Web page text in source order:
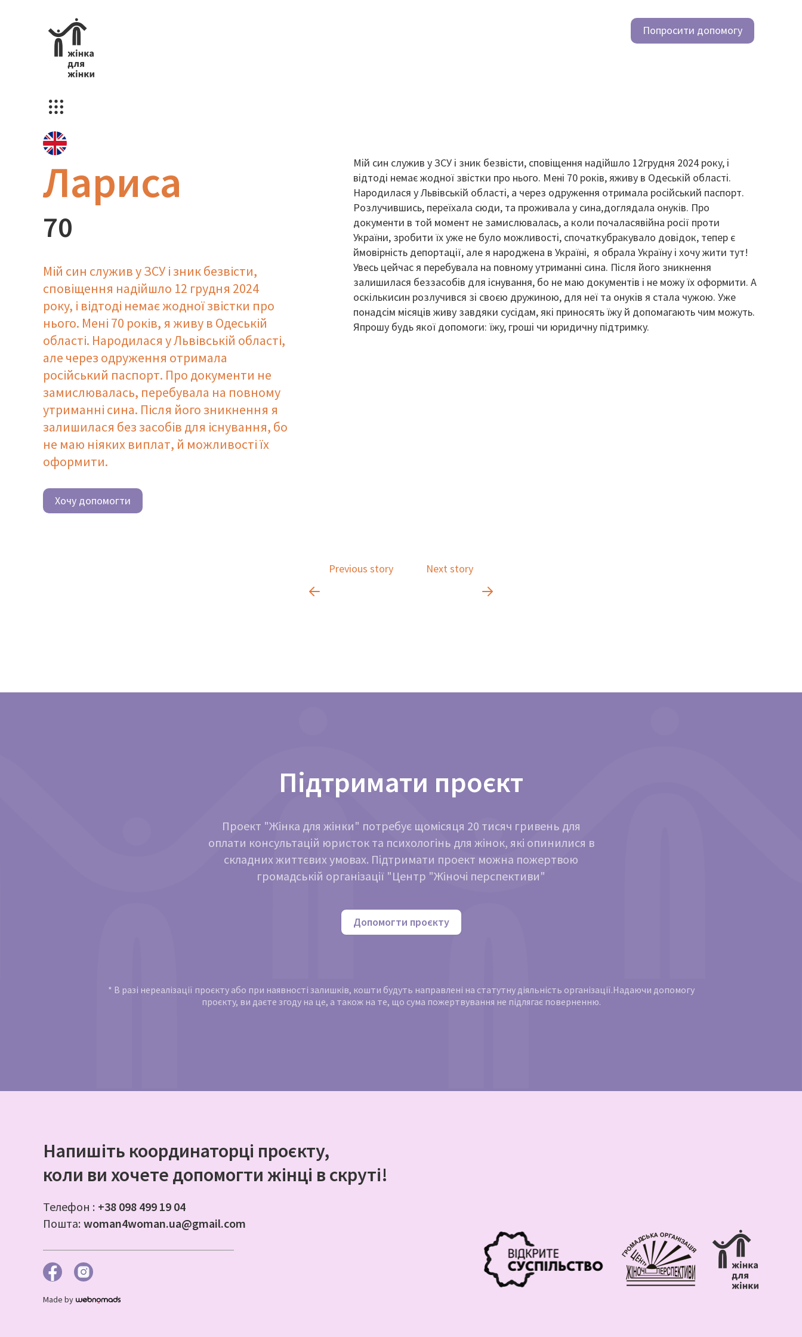
Попросити допомогу
Лариса
70
Мій син служив у ЗСУ і зник безвісти,
сповіщення надійшло 12 грудня 2024
року, і відтоді немає жодної звістки про
нього. Мені 70 років, я живу в Одеській
області. Народилася у Львівській області,
але через одруження отримала
російський паспорт. Про документи не
замислювалась, перебувала на повному
утриманні сина. Після його зникнення я
залишилася без засобів для існування, бо
не маю ніяких виплат, й можливості їх
оформити.
Хочу допомогти
Мій син служив у ЗСУ і зник безвісти, сповіщення надійшло 12грудня 2024 року, і
відтоді немає жодної звістки про нього. Мені 70 років, яживу в Одеській області.
Народилася у Львівській області, а через одруження отримала російський паспорт.
Розлучившись, переїхала сюди, та проживала у сина,доглядала онуків. Про
документи в той момент не замислювалась, а коли почаласявійна росії проти
України, зробити їх уже не було можливості, спочаткубракувало довідок, тепер є
ймовірність депортації, але я народжена в Україні, я обрала Україну і хочу жити тут!
Увесь цейчас я перебувала на повному утриманні сина. Після його зникнення
залишилася беззасобів для існування, бо не маю документів і не можу їх оформити. А
оскількисин розлучився зі своєю дружиною, для неї та онуків я стала чужою. Уже
понадсім місяців живу завдяки сусідам, які приносять їжу й допомагають чим можуть.
Япрошу будь якої допомоги: їжу, гроші чи юридичну підтримку.
Previous story Next story
Підтримати проєкт
Проект "Жінка для жінки" потребує щомісяця 20 тисяч гривень для
оплати консультацій юристок та психологінь для жінок, які опинилися в
складних життєвих умовах. Підтримати проект можна пожертвою
громадській організації "Центр "Жіночі перспективи"
Допомогти проєкту
* В разі нереалізації проєкту або при наявності залишків, кошти будуть направлені на статутну діяльність організації.Надаючи допомогу
проєкту, ви даєте згоду на це, а також на те, що сума пожертвування не підлягає поверненню.
Напишіть координаторці проєкту,
коли ви хочете допомогти жінці в скруті!
Телефон : +38 098 499 19 04
Пошта: woman4woman.ua@gmail.com
Made by